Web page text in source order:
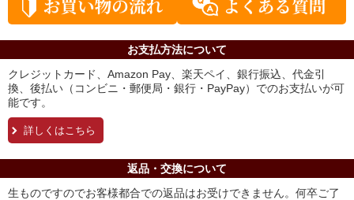
お支払方法について
クレジットカード、Amazon Pay、楽天ペイ、銀行振込、代金引
換、後払い（コンビニ・郵便局・銀行・PayPay）でのお支払いが可
能です。
詳しくはこちら
返品・交換について
生ものですのでお客様都合での返品はお受けできません。何卒ご了